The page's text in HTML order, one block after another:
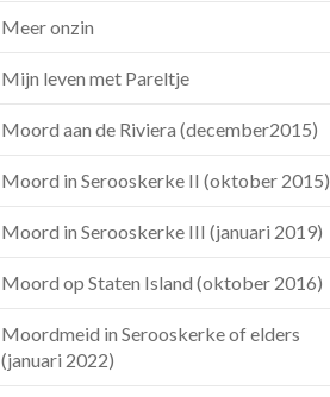
Meer onzin
Mijn leven met Pareltje
Moord aan de Riviera (december2015)
Moord in Serooskerke II (oktober 2015)
Moord in Serooskerke III (januari 2019)
Moord op Staten Island (oktober 2016)
Moordmeid in Serooskerke of elders
(januari 2022)